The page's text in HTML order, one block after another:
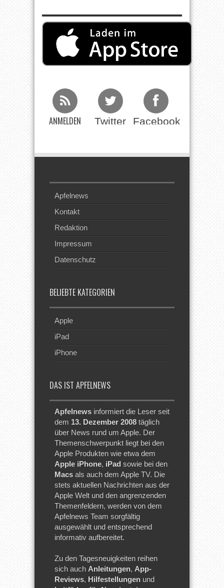
ANMELDEN Twitter Facebook
Apfelnews
Kontakt
Redaktion
Impressum
Datenschutz
BELIEBTE KATEGORIEN
Apple
iPad
iPhone
DAS IST APFELNEWS
Apfelnews informiert die Leser seit
dem 13. Dezember 2008 täglich
über News rund um Apple. Der
Themenschwerpunkt liegt bei den
Apple Produkten wie etwa dem
Apple iPhone, iPad sowie bei den
Macs als auch dem Apple TV. Die
stets aktuellen Nachrichten aus der
Apple Welt und den angrenzenden
Themenfeldern, werden von dem
Apfelnews Team sorgfältig
ausgewählt und entsprechend
informativ aufbereitet.
Zu den Tagesneuigkeiten reihen
sich auch Anleitungen, App-
Reviews, Hilfestellungen und